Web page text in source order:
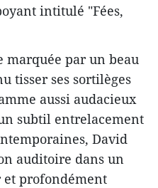
intitulé "Fées,
marquée par un beau
tisser ses sortilèges
aussi audacieux
subtil entrelacement
David
auditoire dans un
et profondément